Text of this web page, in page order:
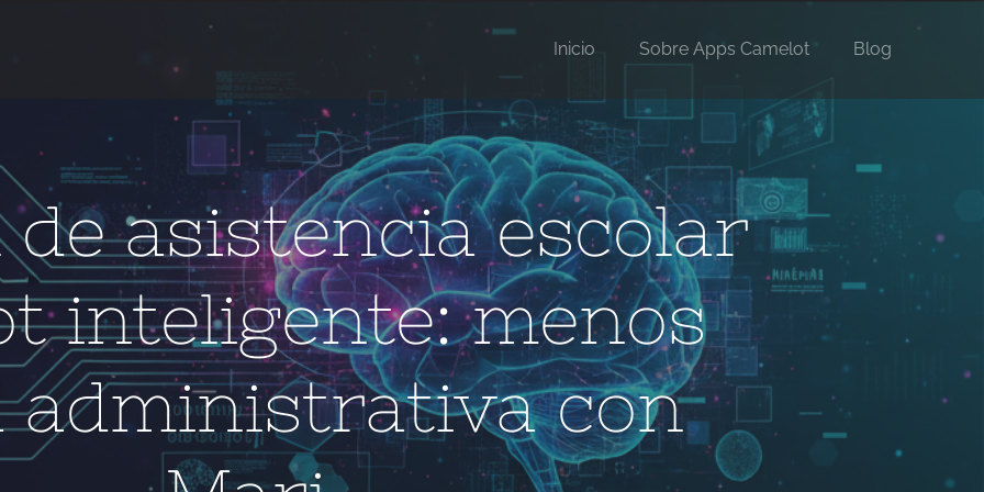
Inicio Sobre Apps Camelot Blog
asistencia escolar
inteligente: menos
administrativa con